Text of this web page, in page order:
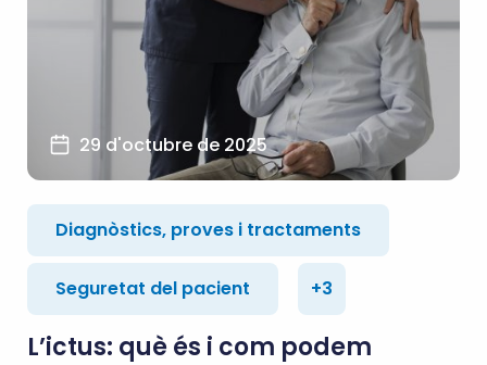
29 d'octubre de 2025
Diagnòstics, proves i tractaments
Seguretat del pacient +3
L’ictus: què és i com podem